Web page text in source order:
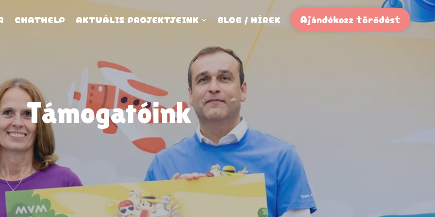
CHATHELP AKTUÁLIS PROJEKTJEINK BLOG / HÍREK Ajándékozz törődést
Támogatóink